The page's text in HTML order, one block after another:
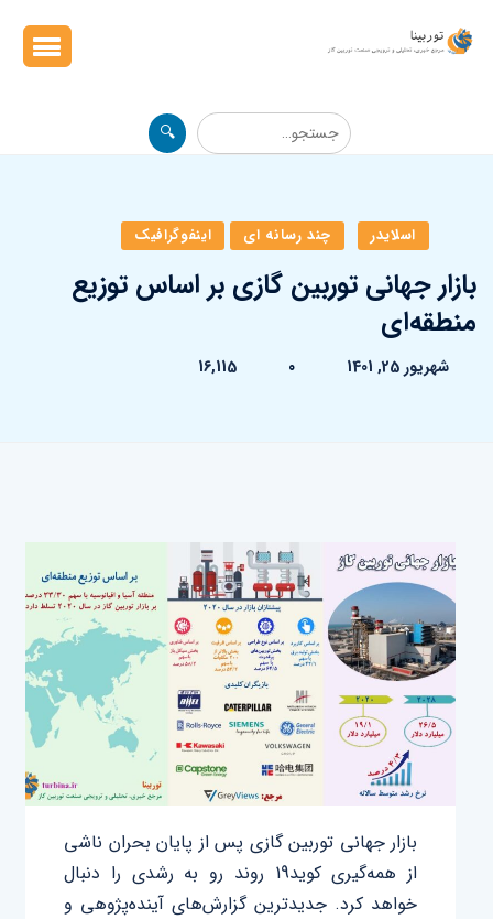
🔍
اسلایدر چند رسانه ای اینفوگرافیک
بازار جهانی توربین گازی بر اساس توزیع
منطقه‌ای
شهریور 25, 1401 0
16,115
بازار جهانی توربین گازی پس از پایان بحران ناشی
از همه‌گیری کوید19 روند رو به رشدی را دنبال
خواهد کرد. جدیدترین گزارش‌های آینده‌پژوهی و